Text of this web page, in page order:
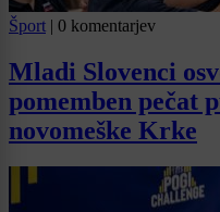
Šport | 0 komentarjev
Mladi Slovenci
pomemben pečat
novomeške Krke